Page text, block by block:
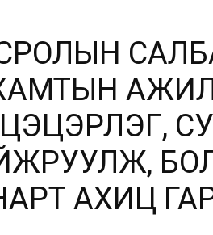
аймгийн
БШУГ
АХИЦ